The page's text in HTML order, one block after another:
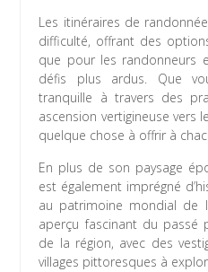
Les itinéraires de
difficulté, offrant des
que pour les randonneurs
défis plus ardus. Que
tranquille à travers des
ascension vertigineuse vers
quelque chose à offrir à
En plus de son paysage
est également imprégné
au patrimoine mondial de
aperçu fascinant du passé
de la région, avec des
villages pittoresques à